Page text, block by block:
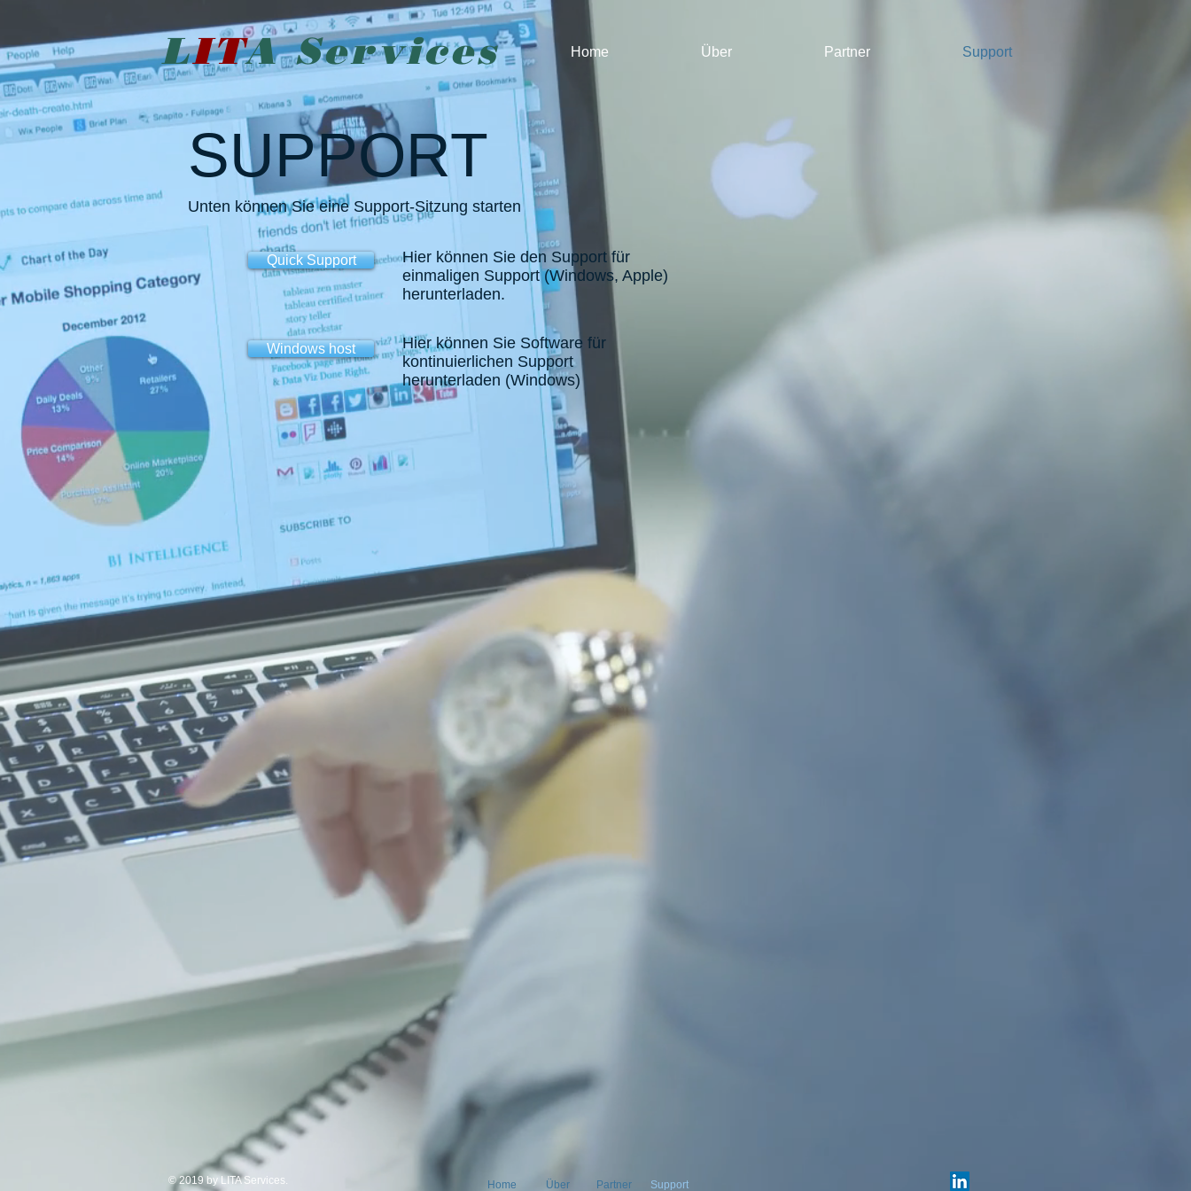
Home Über Partner Support
LITA Services
SUPPORT
Unten können Sie eine Support-Sitzung starten
Quick Support
Hier können Sie den Support für
einmaligen Support (Windows, Apple)
herunterladen.
Windows host
Hier können Sie Software für
kontinuierlichen Support
herunterladen (Windows)
Home Über Partner Support
© 2019 by LITA Services.